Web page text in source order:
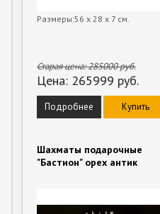
Размеры:56 х 28 х 7 см.
Старая цена:285000руб.
Цена: 265999 руб.
Подробнее Купить
Шахматы подарочные
"Бастион" орех антик